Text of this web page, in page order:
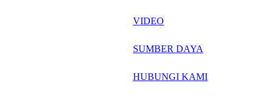
العربية
VIDEO
SUMBER DAYA
HUBUNGI KAMI